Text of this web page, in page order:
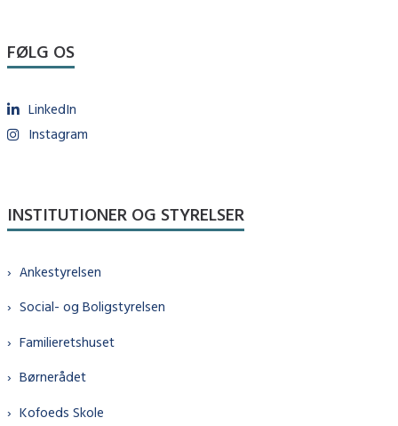
FØLG OS
LinkedIn
Instagram
INSTITUTIONER OG STYRELSER
Ankestyrelsen
Social- og Boligstyrelsen
Familieretshuset
Børnerådet
Kofoeds Skole